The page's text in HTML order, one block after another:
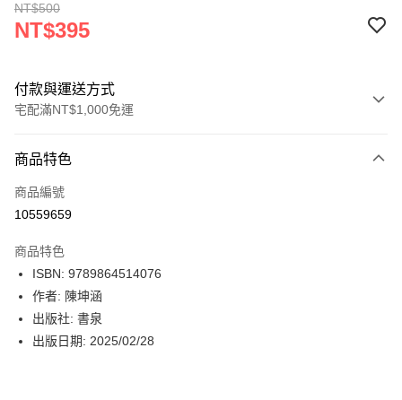
NT$500
NT$395
付款與運送方式
宅配滿NT$1,000免運
icash Pay
信用卡一次付款
LINE Pay
Apple Pay
街口支付
商品特色
商品編號
10559659
商品特色
ISBN: 9789864514076
作者: 陳坤涵
出版社: 書泉
出版日期: 2025/02/28